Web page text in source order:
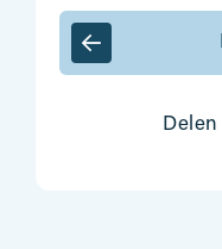
Delen